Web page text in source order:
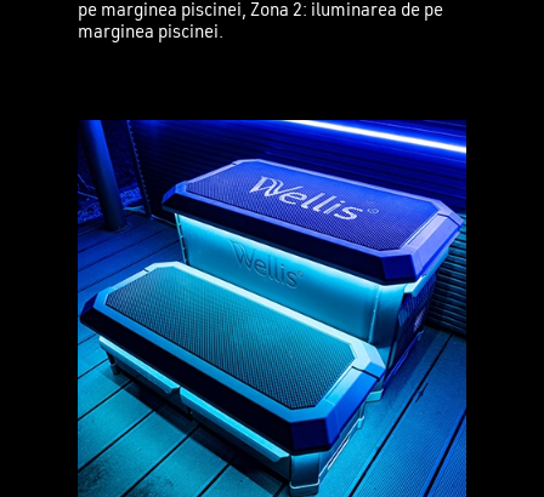
pe marginea piscinei, Zona 2: iluminarea de pe
marginea piscinei.